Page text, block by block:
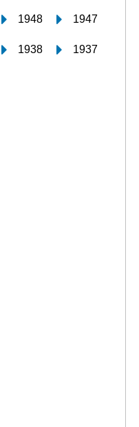
1948 1947
1938 1937